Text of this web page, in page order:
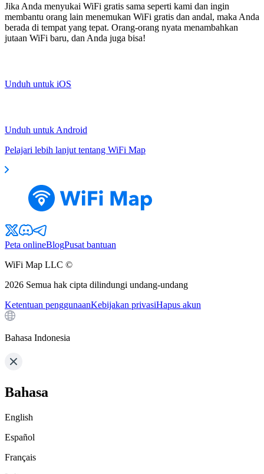
Jika Anda menyukai WiFi gratis sama seperti kami dan ingin
membantu orang lain menemukan WiFi gratis dan andal, maka Anda
berada di tempat yang tepat. Orang-orang nyata menambahkan
jutaan WiFi baru, dan Anda juga bisa!
Unduh untuk iOS
Unduh untuk Android
Pelajari lebih lanjut tentang WiFi Map
Peta onlineBlogPusat bantuan
WiFi Map LLC ©
2026 Semua hak cipta dilindungi undang-undang
Ketentuan penggunaanKebijakan privasiHapus akun
Bahasa Indonesia
Bahasa
English
Español
Français